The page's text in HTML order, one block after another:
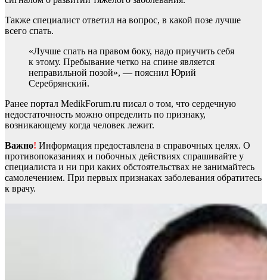
Также специалист ответил на вопрос, в какой позе лучше
всего спать.
«Лучше спать на правом боку, надо приучить себя
к этому. Пребывание четко на спине является
неправильной позой», — пояснил Юрий
Серебрянский.
Ранее портал MedikForum.ru писал о том, что сердечную
недостаточность можно определить по признаку,
возникающему когда человек лежит.
Важно! Информация предоставлена в справочных целях. О
противопоказаниях и побочных действиях спрашивайте у
специалиста и ни при каких обстоятельствах не занимайтесь
самолечением. При первых признаках заболевания обратитесь
к врачу.